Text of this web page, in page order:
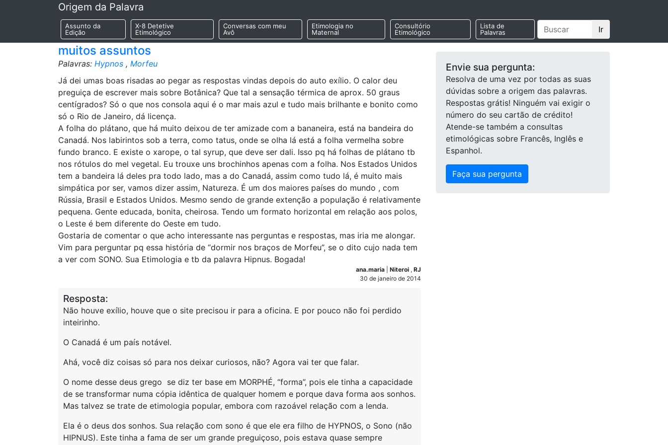
Origem da Palavra
Assunto da
Edição
X-8 Detetive
Etimológico
Conversas com meu
Avô
Etimologia no
Maternal
Consultório
Etimológico
Lista de
Palavras
Ir
muitos assuntos
Palavras: Hypnos , Morfeu
Já dei umas boas risadas ao pegar as respostas vindas depois do auto exílio. O calor deu
preguiça de escrever mais sobre Botânica? Que tal a sensação térmica de aprox. 50 graus
centígrados? Só o que nos consola aqui é o mar mais azul e tudo mais brilhante e bonito como
só o Rio de Janeiro, dá licença.
A folha do plátano, que há muito deixou de ter amizade com a bananeira, está na bandeira do
Canadá. Nos labirintos sob a terra, como tatus, onde se olha lá está a folha vermelha sobre
fundo branco. E existe o xarope, o tal syrup, que deve ser dali. Isso pq há folhas de plátano tb
nos rótulos do mel vegetal. Eu trouxe uns brochinhos apenas com a folha. Nos Estados Unidos
tem a bandeira lá deles pra todo lado, mas a do Canadá, assim como tudo lá, é muito mais
simpática por ser, vamos dizer assim, Natureza. É um dos maiores países do mundo , com
Rússia, Brasil e Estados Unidos. Mesmo sendo de grande extenção a população é relativamente
pequena. Gente educada, bonita, cheirosa. Tendo um formato horizontal em relação aos polos,
o Leste é bem diferente do Oeste em tudo.
Gostaria de comentar o que acho interessante nas perguntas e respostas, mas iria me alongar.
Vim para perguntar pq essa história de “dormir nos braços de Morfeu”, se o dito cujo nada tem
a ver com SONO. Sua Etimologia e tb da palavra Hipnus. Bogada!
ana.maria Niteroi , RJ
30 de janeiro de 2014
Resposta:
Não houve exílio, houve que o site precisou ir para a oficina. E por pouco não foi perdido
inteirinho.
O Canadá é um país notável.
Ahá, você diz coisas só para nos deixar curiosos, não? Agora vai ter que falar.
O nome desse deus grego se diz ter base em MORPHÉ, “forma”, pois ele tinha a capacidade
de se transformar numa cópia idêntica de qualquer homem e porque dava forma aos sonhos.
Mas talvez se trate de etimologia popular, embora com razoável relação com a lenda.
Ela é o deus dos sonhos. Sua relação com sono é que ele era filho de HYPNOS, o Sono (não
HIPNUS). Este tinha a fama de ser um grande preguiçoso, pois estava quase sempre
Envie sua pergunta:
Resolva de uma vez por todas as suas
dúvidas sobre a origem das palavras.
Respostas grátis! Ninguém vai exigir o
número do seu cartão de crédito!
Atende-se também a consultas
etimológicas sobre Francês, Inglês e
Espanhol.
Faça sua pergunta